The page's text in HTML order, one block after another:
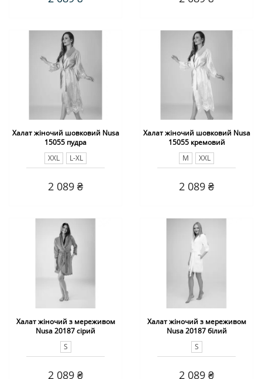
Халат жіночий шовковий Nusa
15055 пудра
XXL
L-XL
2 089 ₴
Халат жіночий шовковий Nusa
15055 кремовий
M
XXL
2 089 ₴
Халат жіночий з мереживом
Nusa 20187 сірий
S
2 089 ₴
Халат жіночий з мереживом
Nusa 20187 білий
S
2 089 ₴